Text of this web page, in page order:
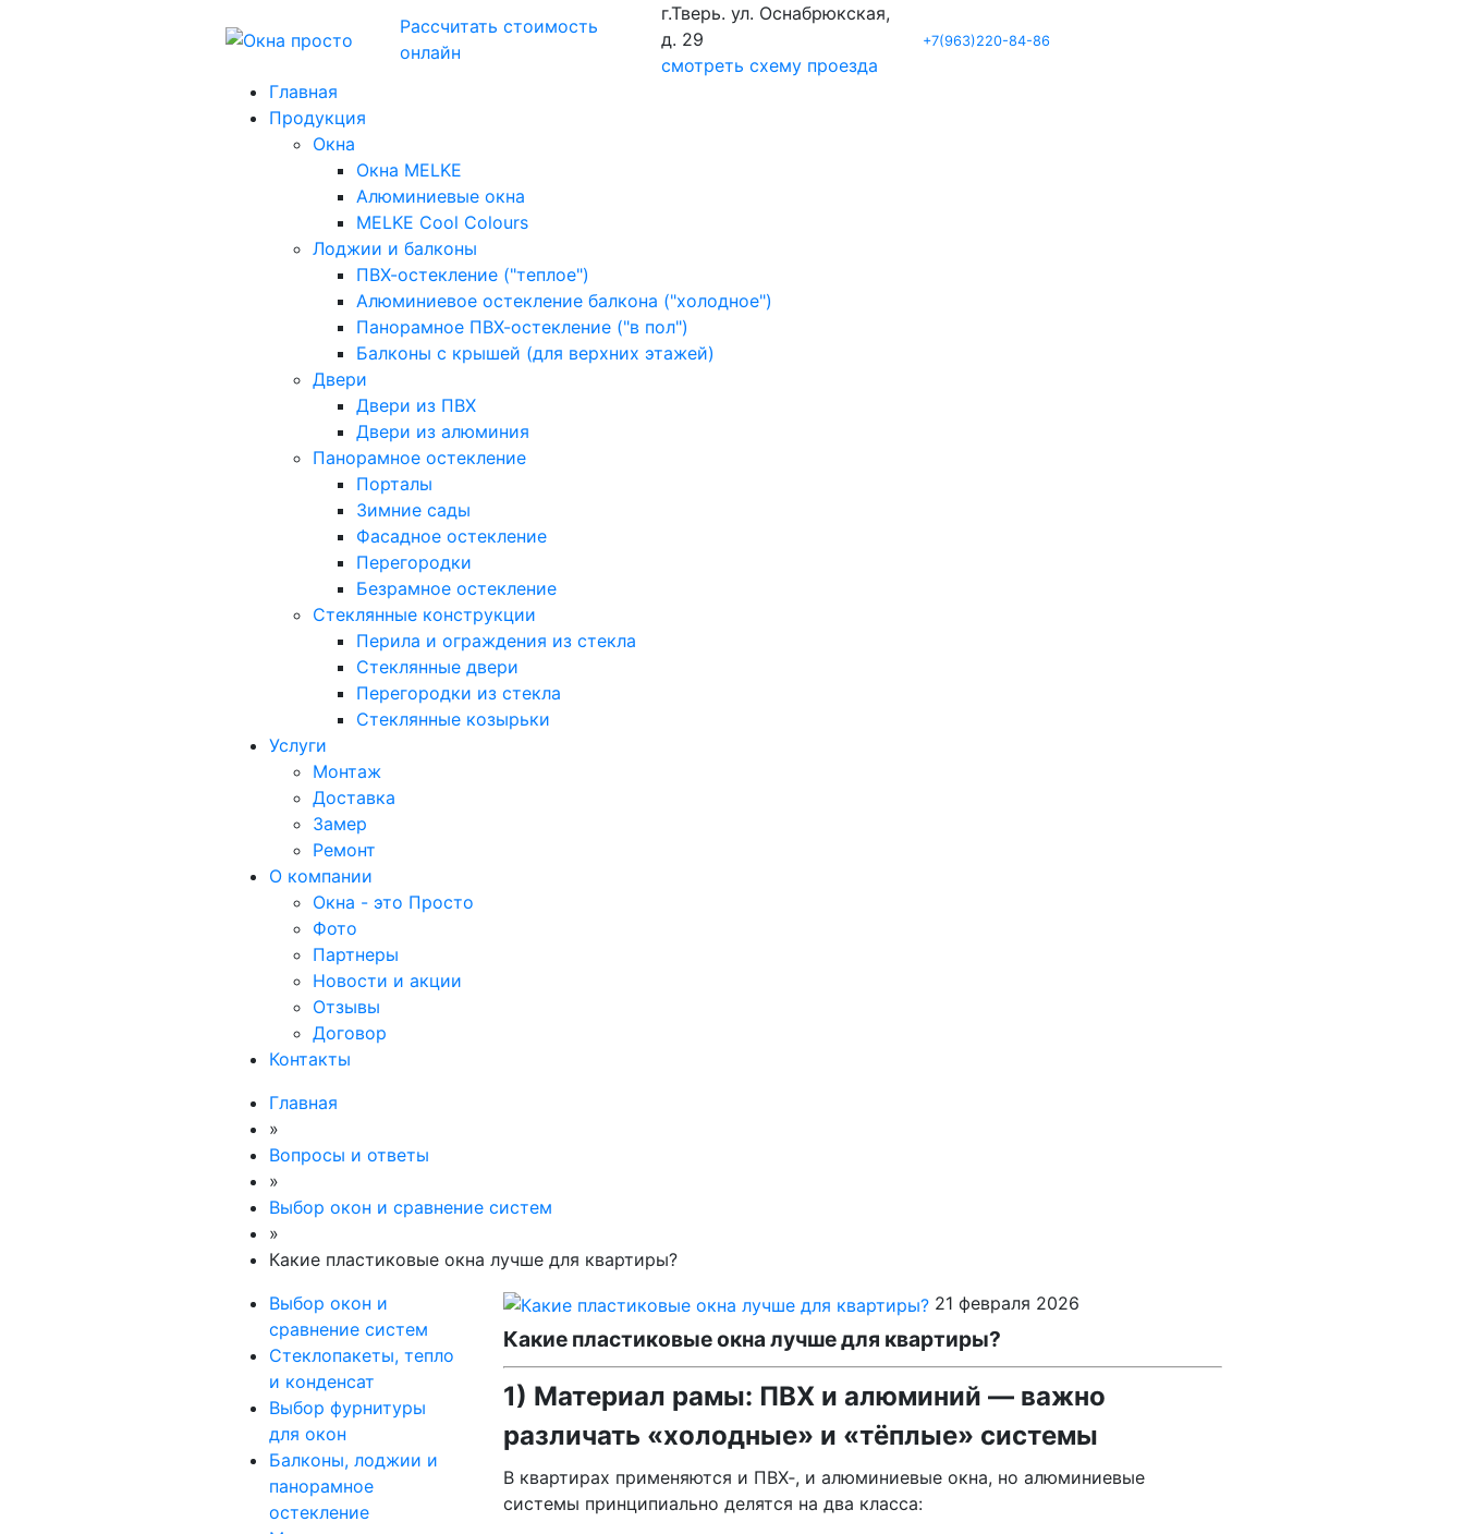
Рассчитать стоимость
онлайн
г.Тверь. ул. Оснабрюкская,
д. 29
смотреть схему проезда
+7(963)220-84-86
Главная
Продукция
Окна
Окна MELKE
Алюминиевые окна
MELKE Cool Colours
Лоджии и балконы
ПВХ-остекление ("теплое")
Алюминиевое остекление балкона ("холодное")
Панорамное ПВХ-остекление ("в пол")
Балконы с крышей (для верхних этажей)
Двери
Двери из ПВХ
Двери из алюминия
Панорамное остекление
Порталы
Зимние сады
Фасадное остекление
Перегородки
Безрамное остекление
Стеклянные конструкции
Перила и ограждения из стекла
Стеклянные двери
Перегородки из стекла
Стеклянные козырьки
Услуги
Монтаж
Доставка
Замер
Ремонт
О компании
Окна - это Просто
Фото
Партнеры
Новости и акции
Отзывы
Договор
Контакты
Главная
»
Вопросы и ответы
»
Выбор окон и сравнение систем
»
Какие пластиковые окна лучше для квартиры?
21 февраля 2026
Какие пластиковые окна лучше для квартиры?
1) Материал рамы: ПВХ и алюминий — важно
различать «холодные» и «тёплые» системы
В квартирах применяются и ПВХ‑, и алюминиевые окна, но алюминиевые
системы принципиально делятся на два класса:
Выбор окон и
сравнение систем
Стеклопакеты, тепло
и конденсат
Выбор фурнитуры
для окон
Балконы, лоджии и
панорамное
остекление